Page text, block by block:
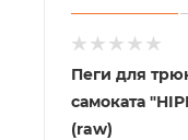
Пеги для
самоката
(raw)